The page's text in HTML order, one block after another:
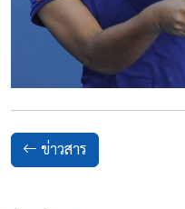
ข่าวสาร